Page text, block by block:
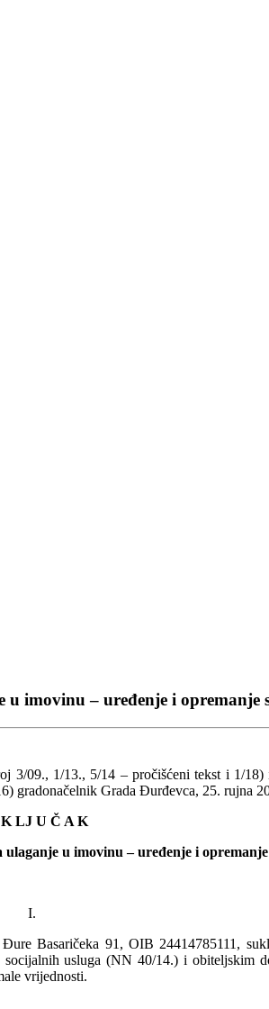
imovinu – uređenje i opremanje
09., 1/13., 5/14 – pročišćeni tekst i 1/
gradonačelnik Grada Đurđevca, 25. rujna
LJ U Č A K
u imovinu – uređenje i
I.
Basaričeka 91, OIB 24414785111,
usluga (NN 40/14.) i obiteljskim
vrijednosti.